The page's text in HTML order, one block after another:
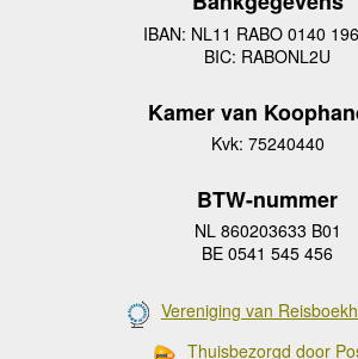
IBAN: NL11 RABO 0140
BIC: RABONL2U
Kamer van
Kvk: 75240440
BTW-nummer
NL 860203633 B01
BE 0541 545 456
Vereniging van
Thuisbezorgd door